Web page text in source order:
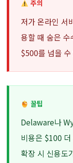
주의
저가 온라인
용할 때 숨은 수
$500를 넘을
꿀팁
Delaware나
비용은 $100
확장 시 신용도